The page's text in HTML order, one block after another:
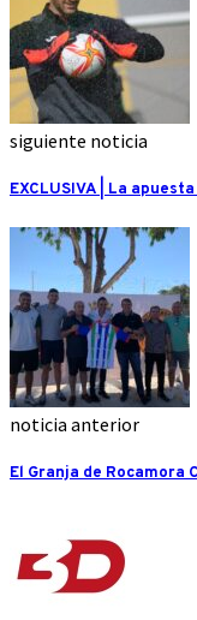
siguiente noticia
EXCLUSIVA | La
noticia anterior
El Granja de Rocamora